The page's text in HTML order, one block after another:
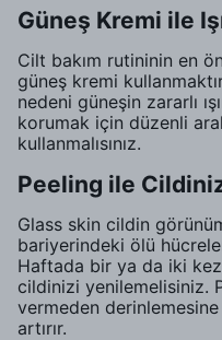
Güneş Kremi ile
Cilt bakım rutininin en
güneş kremi
nedeni güneşin zararlı
korumak için düzenli
kullanmalısınız.
Peeling ile
Glass skin cildin
bariyerindeki ölü
Haftada bir ya da iki
cildinizi yenilemelisiniz.
vermeden derinlemesine
artırır.